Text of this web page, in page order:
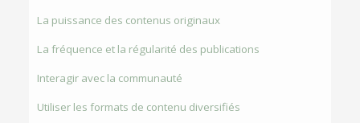
La puissance des contenus originaux
La fréquence et la régularité des publications
Interagir avec la communauté
Utiliser les formats de contenu diversifiés